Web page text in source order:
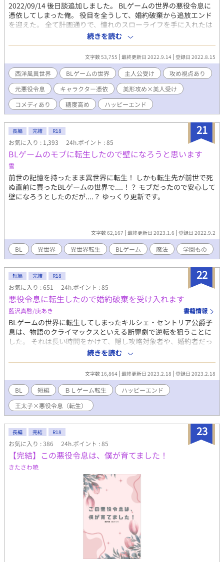
2022/09/14 後日談追加しました。 BLゲームの世界の悪役令息に
憑依してしまった俺。 役目を全うして、婚約破棄から追放エンド
を迎えた。 全て計画通りで、憧れのスローライフを手に入れたは
ずだった。 誰にも邪魔されない田舎暮らしで、孤独に生きていこ
うとしていたが、謎の男との出会いが全てを変えていく……。 ◇
ハッピーエンドを迎えた世界で、悪役令息だった主人公のその後
のお話。 ◇謎のイケメン神父様×恋に後ろ向きな元悪役令息 ◇他
サイトで投稿あり。
続きを読む
文字数 53,755 最終更新日 2022.9.14 登録日 2022.8.15
西洋風異世界 BLゲームの世界 主人公受け
攻め視点あり
元悪役令息
キャラクター憑依
美形攻め×美人受け
コメディあり
糖度高め ハッピーエンド
21
長編 完結 R18
お気に入り : 1,393 24h.ポイント : 85
BLゲームのモブに転生したので壁になろうと思います
雪
前世の記憶を持ったまま異世界に転生！ しかも転生先が前世で死
ぬ直前に買ったBLゲームの世界で....！？ モブだったので安心して
壁になろうとしたのだが....？ ゆっくり更新です。
文字数 62,167 最終更新日 2023.1.6 登録日 2022.9.2
BL 異世界 異世界転生 BLゲーム 魔法 学園もの
22
短編 完結 R18
お気に入り : 651 24h.ポイント : 85
悪役令息に転生したので婚約破棄を受け入れます
藍沢真啓/庚あき 書籍情報
BLゲームの世界に転生してしまったキルシェ・セントリア公爵子
息は、物語のクライマックスといえる断罪劇で逆転を狙うことに
した。 それは長い時間をかけて、隠し攻略対象者や、婚約者だっ
た第二王子ダグラスの兄であるアレクサンドリアを仲間にひきれ
ることにした。 それでバッドエンドは逃れたはずだった。だが、
キルシェに訪れたのは物語になかった展開で…… 4/2の春庭にて
頒布する「悪役令息溺愛アンソロジー」の告知のために書き下ろ
した悪役令息ものです。
続きを読む
文字数 16,864 最終更新日 2023.2.18 登録日 2023.2.18
BL 短編 ＢＬゲーム転生
ハッピーエンド
王太子×悪役令息（転生）
23
長編 完結 R18
お気に入り : 386 24h.ポイント : 85
【完結】この悪役令息は、僕が育てました！
きたさわ暁